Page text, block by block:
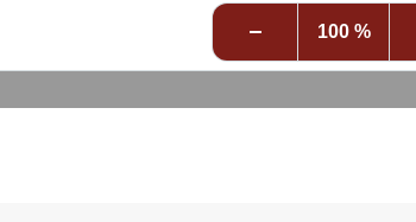
100 %